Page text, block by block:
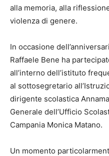
alla memoria, alla
violenza di genere.
In occasione
Raffaele Bene ha
all’interno dell’istituto
al sottosegretario
dirigente scolastica
Generale dell’Ufficio
Campania Monica Matano.
Un momento